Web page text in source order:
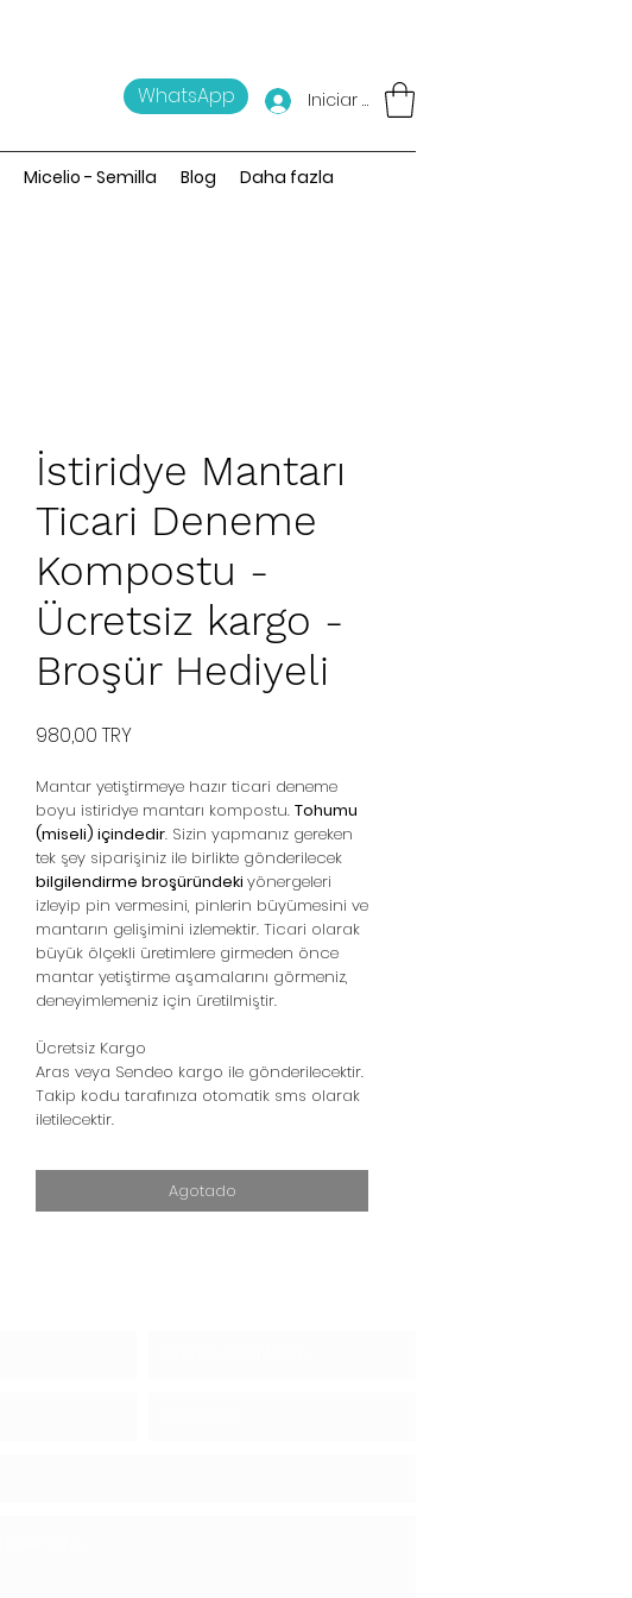
WhatsApp Iniciar sesión
Micelio - Semilla Blog Daha fazla
İstiridye Mantarı
Ticari Deneme
Kompostu -
Ücretsiz kargo -
Broşür Hediyeli
980,00 TRYPrecio
Mantar yetiştirmeye hazır ticari deneme
boyu istiridye mantarı kompostu. Tohumu
(miseli) içindedir. Sizin yapmanız gereken
tek şey siparişiniz ile birlikte gönderilecek
bilgilendirme broşüründeki yönergeleri
izleyip pin vermesini, pinlerin büyümesini ve
mantarın gelişimini izlemektir. Ticari olarak
büyük ölçekli üretimlere girmeden önce
mantar yetiştirme aşamalarını görmeniz,
deneyimlemeniz için üretilmiştir.
Ücretsiz Kargo
Aras veya Sendeo kargo ile gönderilecektir.
Takip kodu tarafınıza otomatik sms olarak
iletilecektir.
Agotado